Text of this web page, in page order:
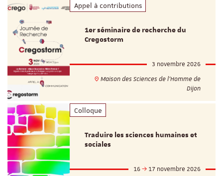
Appel à contributions
1er séminaire de recherche du
Cregostorm
3 novembre 2026
Maison des Sciences de l'Homme de
Dijon
Colloque
Traduire les sciences humaines et
sociales
16
17 novembre 2026